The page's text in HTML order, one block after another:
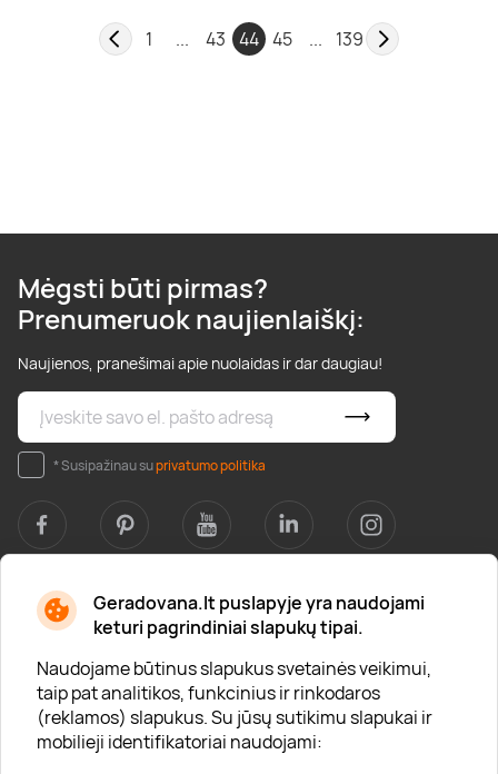
Geradovana.lt puslapyje yra naudojami
keturi pagrindiniai slapukų tipai.
Naudojame būtinus slapukus svetainės veikimui,
taip pat analitikos, funkcinius ir rinkodaros
(reklamos) slapukus. Su jūsų sutikimu slapukai ir
mobilieji identifikatoriai naudojami:
1 ... 43 44 45 ... 139
Mėgsti būti pirmas?
Prenumeruok naujienlaiškį:
Naujienos, pranešimai apie nuolaidas ir dar daugiau!
* Susipažinau suprivatumo politika
Apie mus
Apie „Gera Dovana“
Lojalumo klubas
Karjera